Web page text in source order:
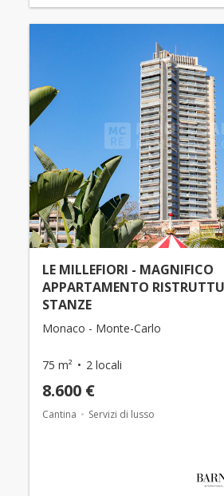
LE MILLEFIORI - MAGNIFICO
APPARTAMENTO
STANZE
Monaco - Monte-Carlo
75 m² 2 locali
8.600 €
Cantina Servizi di lusso